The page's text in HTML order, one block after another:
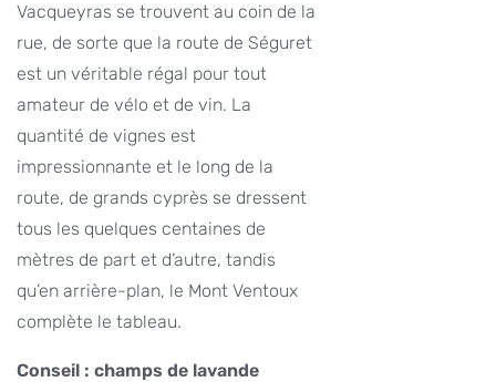
Vacqueyras se trouvent au coin de la
rue, de sorte que la route de Séguret
est un véritable régal pour tout
amateur de vélo et de vin. La
quantité de vignes est
impressionnante et le long de la
route, de grands cyprès se dressent
tous les quelques centaines de
mètres de part et d’autre, tandis
qu’en arrière-plan, le Mont Ventoux
complète le tableau.
Conseil : champs de lavande